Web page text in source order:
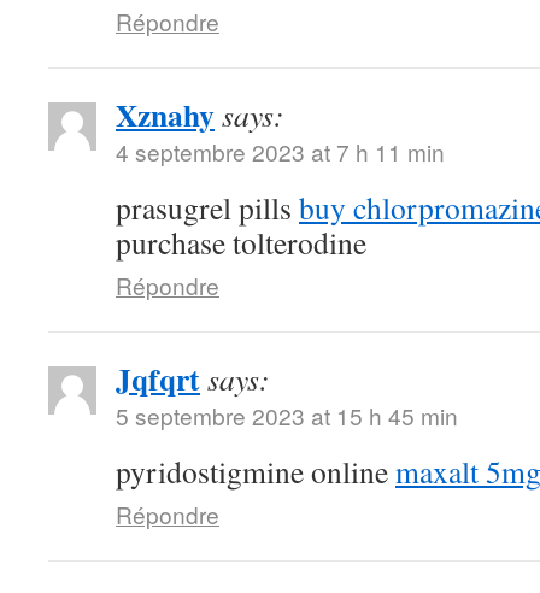
Répondre
Xznahysays:
4 septembre 2023 at 7 h 11 min
prasugrel pills buy
purchase tolterodine
Répondre
Jqfqrtsays:
5 septembre 2023 at 15 h 45 min
pyridostigmine onlinemaxalt
Répondre